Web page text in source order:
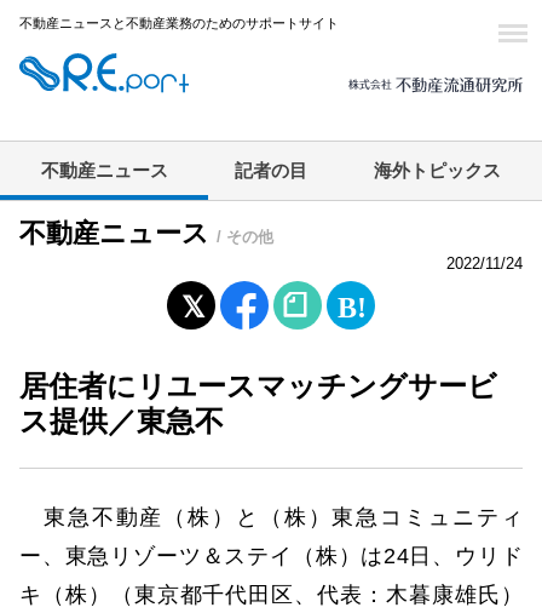
不動産ニュースと不動産業務のためのサポートサイト
不動産ニュース 記者の目 海外トピックス
不動産ニュース / その他
2022/11/24
居住者にリユースマッチングサービ
ス提供／東急不
東急不動産（株）と（株）東急コミュニティ
ー、東急リゾーツ＆ステイ（株）は24日、ウリド
キ（株）（東京都千代田区、代表：木暮康雄氏）